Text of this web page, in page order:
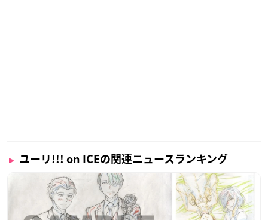
ユーリ!!! on ICEの関連ニュースランキング